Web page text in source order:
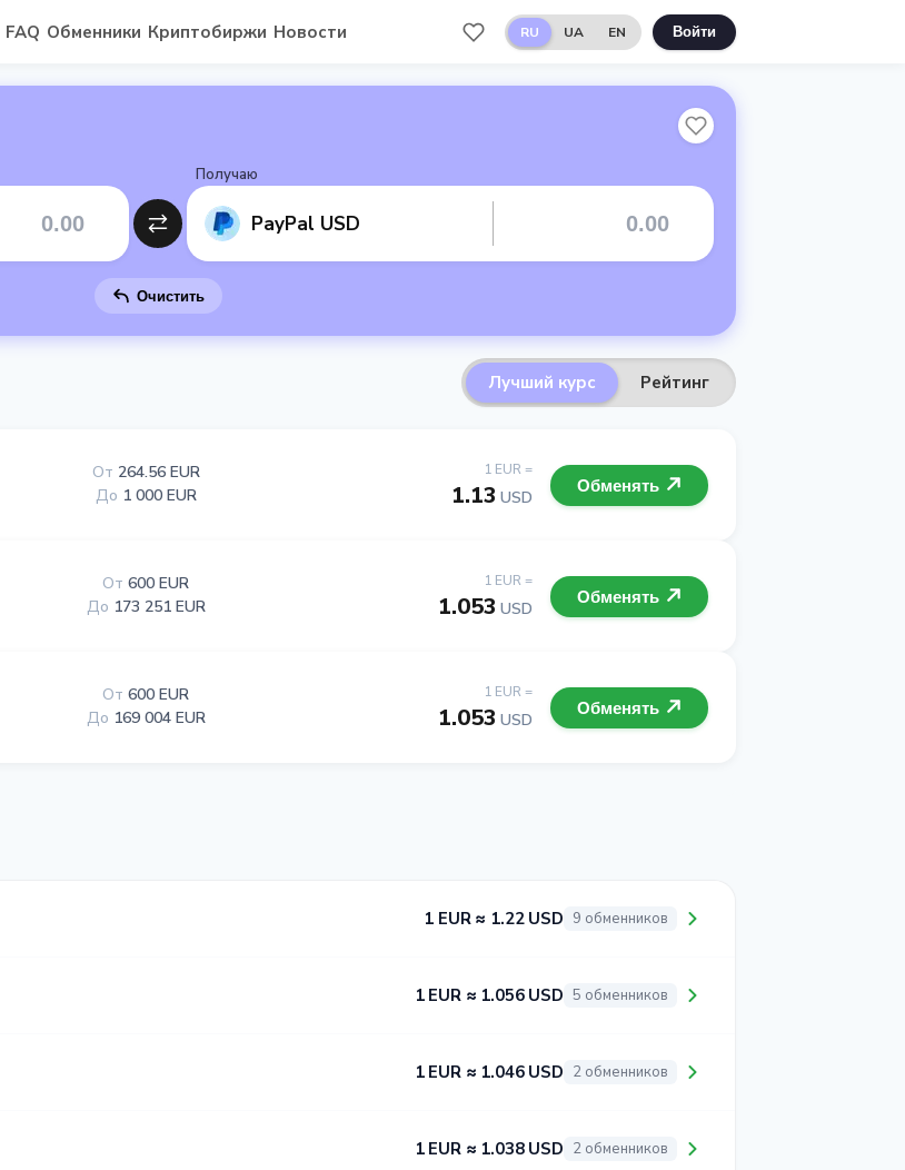
FAQ Обменники Криптобиржи Новости RU UA EN Войти
Получаю
PayPal USD
Очистить
Лучший курс Рейтинг
1 EUR =
1.13 USD
От 264.56 EUR
До 1 000 EUR Обменять
1 EUR =
1.053 USD
От 600 EUR
До 173 251 EUR Обменять
1 EUR =
1.053 USD
От 600 EUR
До 169 004 EUR Обменять
1 EUR ≈ 1.22 USD 9 обменников
1 EUR ≈ 1.056 USD 5 обменников
1 EUR ≈ 1.046 USD 2 обменников
1 EUR ≈ 1.038 USD 2 обменников